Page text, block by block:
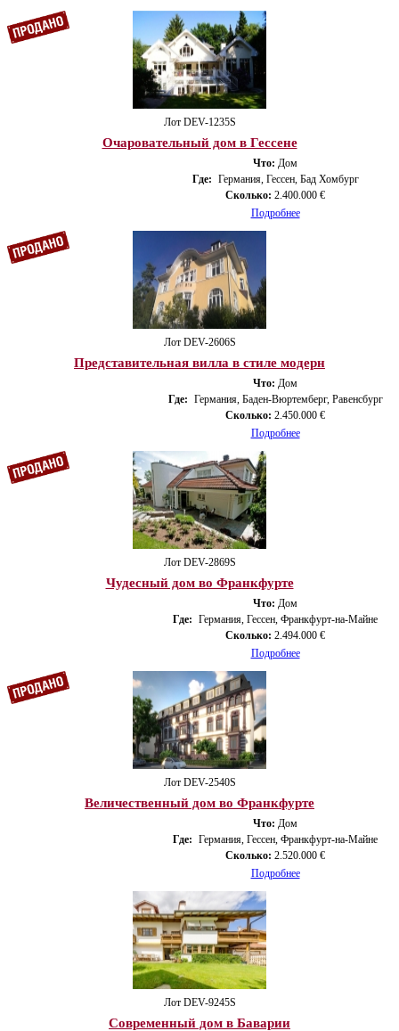
Лот DEV-1235S
Очаровательный дом в Гессене
Что: Дом
Где: Германия, Гессен, Бад Хомбург
Сколько: 2.400.000 €
Подробнее
Лот DEV-2606S
Представительная вилла в стиле модерн
Что: Дом
Где: Германия, Баден-Вюртемберг, Равенсбург
Сколько: 2.450.000 €
Подробнее
Лот DEV-2869S
Чудесный дом во Франкфурте
Что: Дом
Где: Германия, Гессен, Франкфурт-на-Майне
Сколько: 2.494.000 €
Подробнее
Лот DEV-2540S
Величественный дом во Франкфурте
Что: Дом
Где: Германия, Гессен, Франкфурт-на-Майне
Сколько: 2.520.000 €
Подробнее
Лот DEV-9245S
Современный дом в Баварии